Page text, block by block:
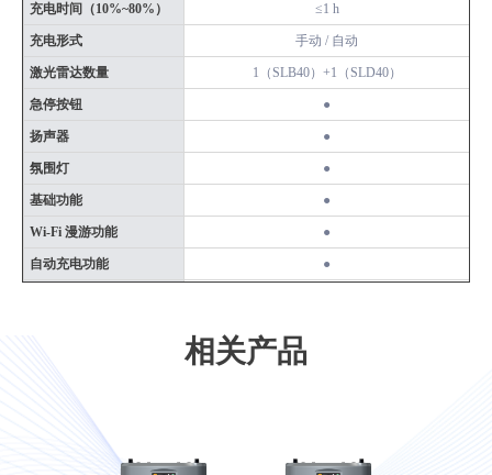
充电时间（10%~80%） ≤1 h
充电形式 手动 / 自动
激光雷达数量 1（SLB40）+1（SLD40）
急停按钮 ●
扬声器 ●
氛围灯 ●
基础功能 ●
Wi-Fi 漫游功能 ●
自动充电功能 ●
3D 避障功能 相关产品